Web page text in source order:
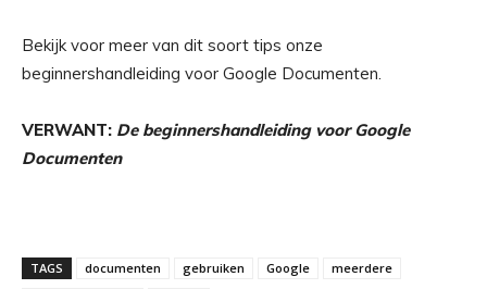
Bekijk voor meer van dit soort tips onze
beginnershandleiding voor Google Documenten.
VERWANT: De beginnershandleiding voor Google
Documenten
TAGS documenten gebruiken Google meerdere